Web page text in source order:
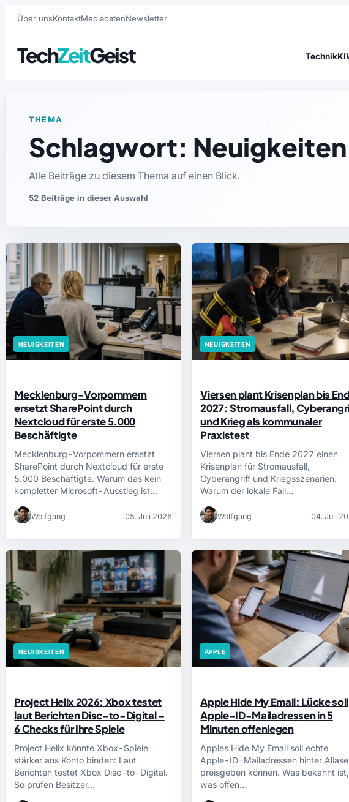
Über unsKontaktMediadatenNewsletter
TechZeitGeist TechnikKI
THEMA
Schlagwort: Neuigkeiten
Alle Beiträge zu diesem Thema auf einen Blick.
52 Beiträge in dieser Auswahl
NEUIGKEITEN
Mecklenburg-Vorpommern
ersetzt SharePoint durch
Nextcloud für erste 5.000
Beschäftigte
Mecklenburg-Vorpommern ersetzt
SharePoint durch Nextcloud für erste
5.000 Beschäftigte. Warum das kein
kompletter Microsoft-Ausstieg ist
Wolfgang 05. Juli 2026
NEUIGKEITEN
Viersen plant Krisenplan bis
2027: Stromausfall,
und Krieg als kommunaler
Praxistest
Viersen plant bis Ende 2027 einen
Krisenplan für Stromausfall,
Cyberangriff und Kriegsszenarien.
Warum der lokale Fall…
Wolfgang 04. Juli
NEUIGKEITEN
Project Helix 2026: Xbox testet
laut Berichten Disc-to-Digital –
6 Checks für Ihre Spiele
Project Helix könnte Xbox-Spiele
stärker ans Konto binden: Laut
Berichten testet Xbox Disc-to-Digital.
So prüfen Besitzer…
APPLE
Apple Hide My Email: Lücke soll
Apple-ID-Mailadressen in 5
Minuten offenlegen
Apples Hide My Email soll echte
Apple-ID-Mailadressen hinter
preisgeben können. Was bekannt ist,
was offen…